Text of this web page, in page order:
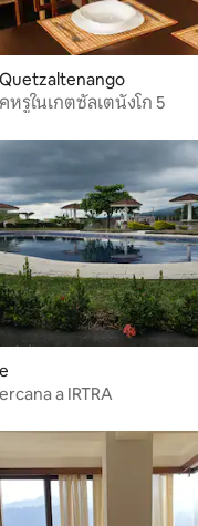
รูในเกตซัลเตนังโก 5
a IRTRA